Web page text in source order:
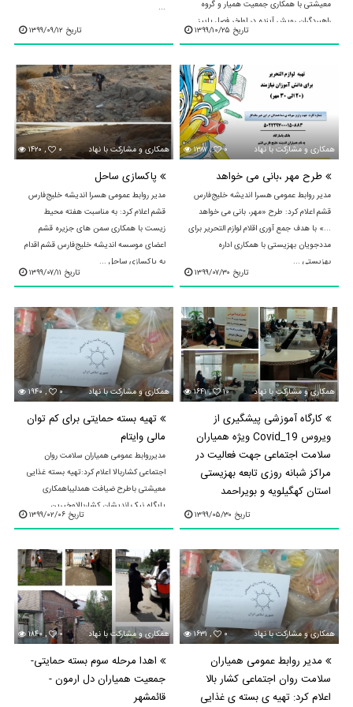
معیشتی با همکاری جمعیت همیار و گروه
راهبردگران رویش آینده در اواخر فصل پاییز
تاریخ ۱۳۹۹/۱۰/۲۵
...
تاریخ ۱۳۹۹/۰۹/۱۲
۱۳۸۷ , ۰
همکاری و مشارکت با نهادهای محلی و استانی
طرح مهر ،بانی می خواهد
مدیر روابط عمومی هسرا اندیشه خلیج‌فارس
قشم اعلام کرد: طرح «مهر، بانی می خواهد
...» با هدف جمع آوری اقلام لوازم التحریر برای
مددجویان بهزیستی با همکاری اداره
بهزیستی ...
تاریخ ۱۳۹۹/۰۷/۳۰
۱۴۲۰ , ۰
همکاری و مشارکت با نهادهای محلی و استانی
پاکسازی ساحل
مدیر روابط عمومی هسرا اندیشه خلیج‌فارس
قشم اعلام کرد: به مناسبت هفته محیط
زیست با همکاری سمن های جزیره قشم
اعضای موسسه اندیشه خلیج‌فارس قشم اقدام
به پاکسازی ساحل ...
تاریخ ۱۳۹۹/۰۷/۱۱
۱۶۴۱ , ۱۰
همکاری و مشارکت با نهادهای محلی و استانی
کارگاه آموزشی پیشگیری از
ویروس Covid_19 ویژه همیاران
سلامت اجتماعی جهت فعالیت در
مراکز شبانه روزی تابعه بهزیستی
استان کهگیلویه و بویراحمد
مدیرروابط عمومی جمعیت همیاران سلامت
روان اجتماعی استان کهگیلویه وبویراحمد اعلام
ویژه همیاران سلامت روان اجتماعی جهت
فعالیت ...
تاریخ ۱۳۹۹/۰۵/۳۰
۱۹۴۰ , ۰
همکاری و مشارکت با نهادهای محلی و استانی
تهیه بسته حمایتی برای کم توان
مالی وایتام
مدیرروابط عمومی همیاران سلامت روان
اجتماعی کشاربالا اعلام کرد:تهیه بسته غذایی
معیشتی باطرح ضیافت همدلیباهمکاری
پایگاه نیک اندیشان کشاربالاوخیرین
تاریخ ۱۳۹۹/۰۲/۰۶
۱۶۳۱ , ۰
همکاری و مشارکت با نهادهای محلی و استانی
مدیر روابط عمومی همیاران
سلامت روان اجتماعی کشار بالا
اعلام کرد: تهیه ی بسته ی غذایی
۱۸۴۰ , ۰
همکاری و مشارکت با نهادهای محلی و استانی
اهدا مرحله سوم بسته حمایتی-
جمعیت همیاران دل ارمون -
قائمشهر